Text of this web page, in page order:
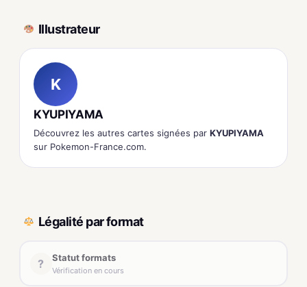
Illustrateur
K
KYUPIYAMA
Découvrez les autres cartes signées par KYUPIYAMA
sur Pokemon-France.com.
Légalité par format
? Statut formats
Vérification en cours